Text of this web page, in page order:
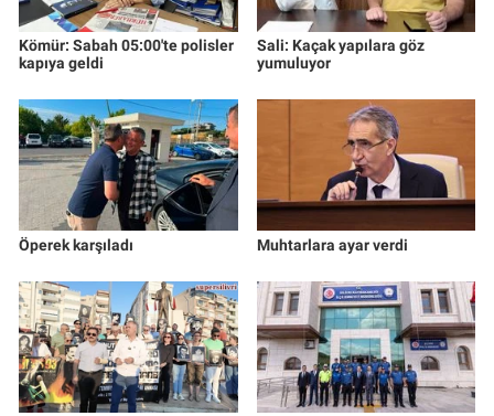
Kömür: Sabah 05:00'te polisler
kapıya geldi
Sali: Kaçak yapılara göz
yumuluyor
Öperek karşıladı Muhtarlara ayar verdi